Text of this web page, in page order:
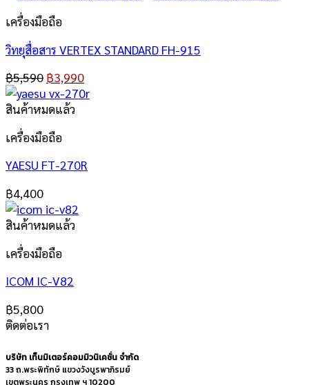
เครื่องมือถือ
วิทยุสื่อสาร VERTEX STANDARD FH-915
฿5,590 ฿3,990
สินค้าหมดแล้ว
เครื่องมือถือ
YAESU FT-270R
฿4,400
สินค้าหมดแล้ว
เครื่องมือถือ
ICOM IC-V82
฿5,800
ติดต่อเรา
บริษัท เท็นมิเตอร์คอมมิวนิเคชั่น จำกัด
33 ถ.พระพิทักษ์ แขวงวังบูรพาภิรมย์
เขตพระนคร กรุงเทพ ฯ 10200